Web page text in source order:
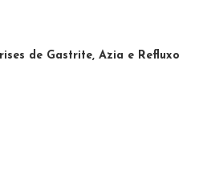
de Gastrite, Azia e Refluxo